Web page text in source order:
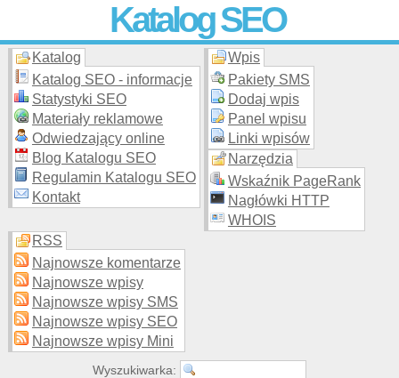
Katalog SEO
Skuteczna i promocja stron WWW –
moderowanego katalogu za darmo!
Katalog
Katalog SEO - informacje
Statystyki SEO
Materiały reklamowe
Odwiedzający online
Blog Katalogu SEO
Regulamin Katalogu SEO
Kontakt
Wpis
Pakiety SMS
Dodaj wpis
Panel wpisu
Linki wpisów
Narzędzia
Wskaźnik PageRank
Nagłówki HTTP
WHOIS
RSS
Najnowsze komentarze
Najnowsze wpisy
Najnowsze wpisy SMS
Najnowsze wpisy SEO
Najnowsze wpisy Mini
Wyszukiwarka: